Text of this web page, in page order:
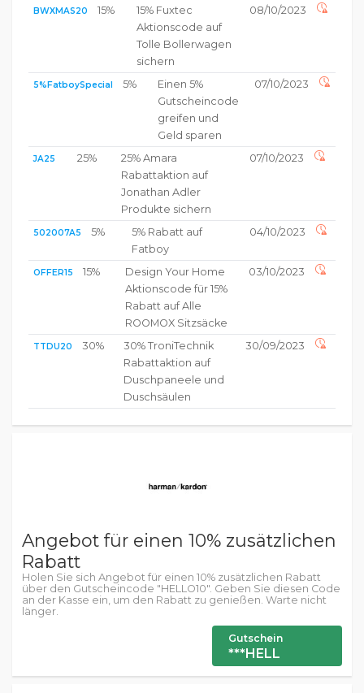
BWXMAS20 15%
15% Fuxtec
Aktionscode auf
Tolle Bollerwagen
sichern
08/10/2023
5%FatboySpecial 5%
Einen 5%
Gutscheincode
greifen und
Geld sparen
07/10/2023
JA25 25%
25% Amara
Rabattaktion auf
Jonathan Adler
Produkte sichern
07/10/2023
502007A5 5%
5% Rabatt auf
Fatboy
04/10/2023
OFFER15 15%
Design Your Home
Aktionscode für 15%
Rabatt auf Alle
ROOMOX Sitzsäcke
03/10/2023
TTDU20 30%
30% TroniTechnik
Rabattaktion auf
Duschpaneele und
Duschsäulen
30/09/2023
Angebot für einen 10% zusätzlichen
Rabatt
Holen Sie sich Angebot für einen 10% zusätzlichen Rabatt
über den Gutscheincode "HELLO10". Geben Sie diesen Code
an der Kasse ein, um den Rabatt zu genießen. Warte nicht
länger.
Gutschein
***HELL